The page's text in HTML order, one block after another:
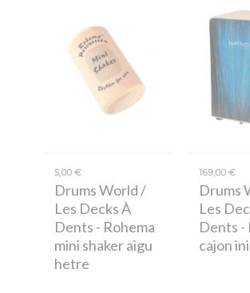
5,00 €
Drums World /
Les Decks À
Dents - Rohema
mini shaker aigu
hetre
169,00 €
Drums
Les
Dents -
cajon